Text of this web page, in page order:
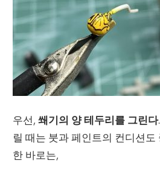
우선,쐐기의 양 테두리를 그린다
릴 때는 붓과 페인트의 컨디션도
한 바로는,